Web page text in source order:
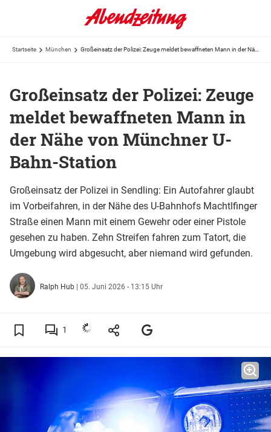
Startseite München
Großeinsatz der Polizei: Zeuge
meldet bewaffneten Mann in
der Nähe von Münchner U-
Bahn-Station
Großeinsatz der Polizei in Sendling: Ein Autofahrer glaubt
im Vorbeifahren, in der Nähe des U-Bahnhofs Machtlfinger
Straße einen Mann mit einem Gewehr oder einer Pistole
gesehen zu haben. Zehn Streifen fahren zum Tatort, die
Umgebung wird abgesucht, aber niemand wird gefunden.
Ralph Hub | 05. Juni 2026 - 13:15 Uhr
1